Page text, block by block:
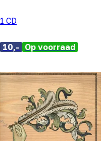
1 CD
10,- Op voorraad